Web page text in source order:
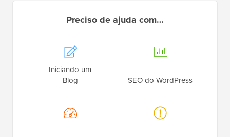
Preciso de ajuda com…
Iniciando um
Blog
SEO do WordPress